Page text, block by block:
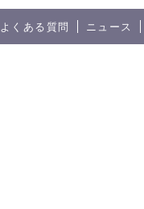
よくある質問 ニュース